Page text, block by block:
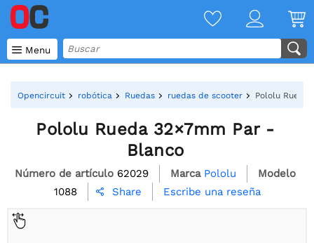
 Menu
Opencircuit robótica Ruedas ruedas de scooter Pololu Rueda
Pololu Rueda 32×7mm Par -
Blanco
Número de artículo 62029 Marca Pololu
Modelo
1088
 Share Escribe una reseña